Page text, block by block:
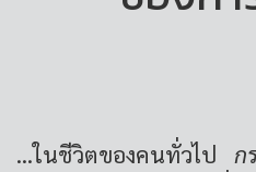
...ในชีวิตของคนทั่วไป ก